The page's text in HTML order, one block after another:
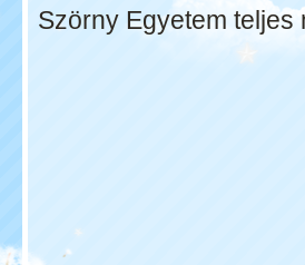
Szörny Egyetem teljes